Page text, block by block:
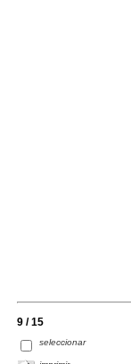
9 / 15
seleccionar